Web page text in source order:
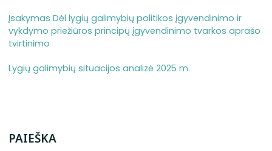
Įsakymas Dėl lygių galimybių politikos įgyvendinimo ir
vykdymo priežiūros principų įgyvendinimo tvarkos aprašo
tvirtinimo
Lygių galimybių situacijos analizė 2025 m.
PAIEŠKA